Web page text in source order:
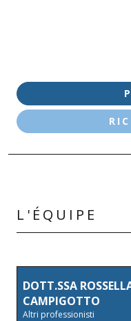
L'ÉQUIPE
DOTT.SSA
CAMPIGOTTO
Altri professionisti